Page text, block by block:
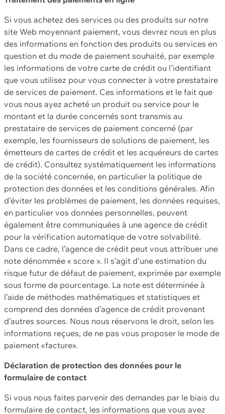
Si vous achetez des services ou des produits sur notre
site Web moyennant paiement, vous devrez nous en plus
des informations en fonction des produits ou services en
question et du mode de paiement souhaité, par exemple
les informations de votre carte de crédit ou l’identifiant
que vous utilisez pour vous connecter à votre prestataire
de services de paiement. Ces informations et le fait que
vous nous ayez acheté un produit ou service pour le
montant et la durée concernés sont transmis au
prestataire de services de paiement concerné (par
exemple, les fournisseurs de solutions de paiement, les
émetteurs de cartes de crédit et les acquéreurs de cartes
de crédit). Consultez systématiquement les informations
de la société concernée, en particulier la politique de
protection des données et les conditions générales. Afin
d’éviter les problèmes de paiement, les données requises,
en particulier vos données personnelles, peuvent
également être communiquées à une agence de crédit
pour la vérification automatique de votre solvabilité.
Dans ce cadre, l’agence de crédit peut vous attribuer une
note dénommée « score ». Il s’agit d’une estimation du
risque futur de défaut de paiement, exprimée par exemple
sous forme de pourcentage. La note est déterminée à
l’aide de méthodes mathématiques et statistiques et
comprend des données d’agence de crédit provenant
d’autres sources. Nous nous réservons le droit, selon les
informations reçues, de ne pas vous proposer le mode de
paiement «facture».
Déclaration de protection des données pour le
formulaire de contact
Si vous nous faites parvenir des demandes par le biais du
formulaire de contact, les informations que vous avez